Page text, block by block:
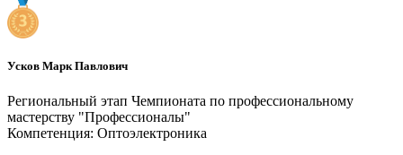
Усков Марк Павлович
Региональный этап Чемпионата по профессиональному
мастерству "Профессионалы"
Компетенция: Оптоэлектроника